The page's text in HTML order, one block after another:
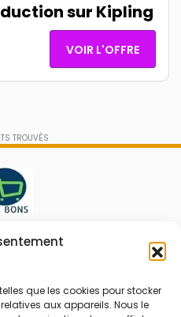
que les cookies pour stocker
aux appareils. Nous le
sur Kipling
VOIR L'OFFRE
TROUVÉS
réduit !
Code réduction